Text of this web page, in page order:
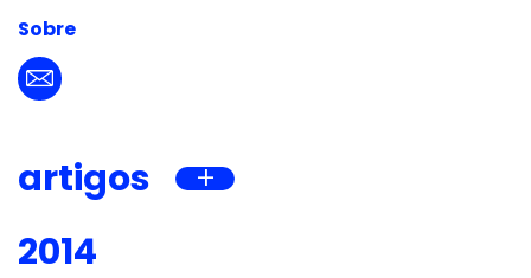
Sobre
artigos
2014